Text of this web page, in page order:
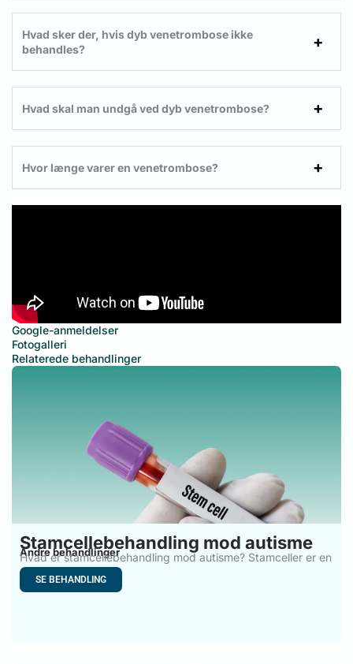
Hvad sker der, hvis dyb venetrombose ikke
behandles?
Hvad skal man undgå ved dyb venetrombose?
Hvor længe varer en venetrombose?
Google-anmeldelser
Fotogalleri
Relaterede behandlinger
Stamcellebehandling mod autisme
Andre behandlinger
Hvad er stamcellebehandling mod autisme? Stamceller er en
alsidig drivkraft
SE BEHANDLING